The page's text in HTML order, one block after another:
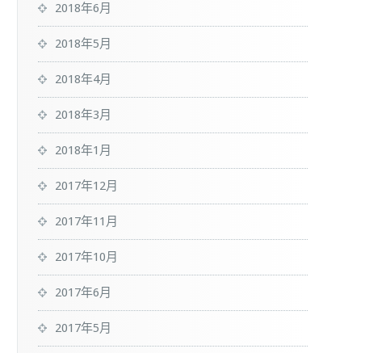
2018年6月
2018年5月
2018年4月
2018年3月
2018年1月
2017年12月
2017年11月
2017年10月
2017年6月
2017年5月